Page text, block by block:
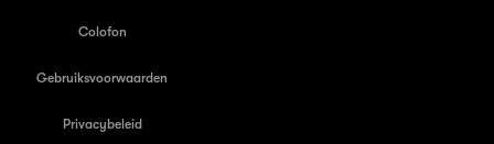
Colofon
Gebruiksvoorwaarden
Privacybeleid